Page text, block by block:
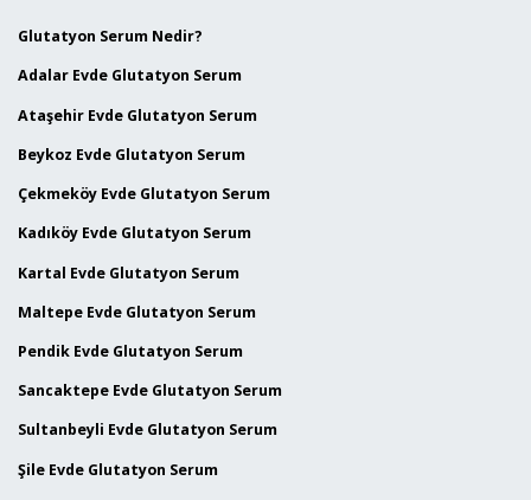
Glutatyon Serum Nedir?
Adalar Evde Glutatyon Serum
Ataşehir Evde Glutatyon Serum
Beykoz Evde Glutatyon Serum
Çekmeköy Evde Glutatyon Serum
Kadıköy Evde Glutatyon Serum
Kartal Evde Glutatyon Serum
Maltepe Evde Glutatyon Serum
Pendik Evde Glutatyon Serum
Sancaktepe Evde Glutatyon Serum
Sultanbeyli Evde Glutatyon Serum
Şile Evde Glutatyon Serum